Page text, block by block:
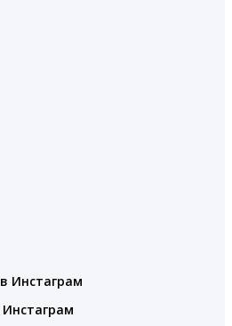
Инстаграм
Инстаграм